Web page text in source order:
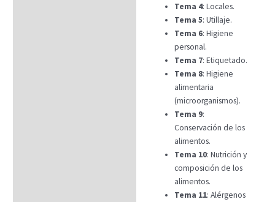
Tema 4: Locales.
Tema 5: Utillaje.
Tema 6: Higiene
personal.
Tema 7: Etiquetado.
Tema 8: Higiene
alimentaria
(microorganismos).
Tema 9:
Conservación de los
alimentos.
Tema 10: Nutrición y
composición de los
alimentos.
Tema 11: Alérgenos